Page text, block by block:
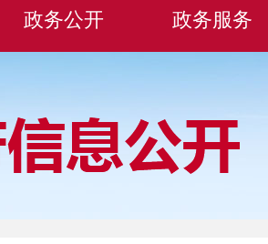
政务公开 政务服务